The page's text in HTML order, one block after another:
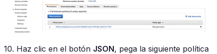
10. Haz clic en el botón JSON, pega la siguiente política